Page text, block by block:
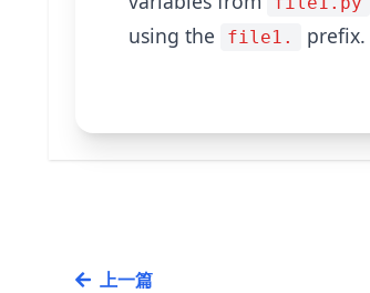
using the
file1. prefix.
上一篇